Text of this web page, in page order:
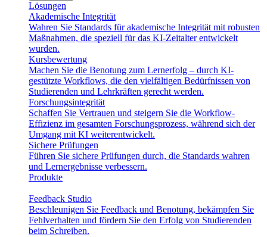
Lösungen
Akademische Integrität
Wahren Sie Standards für akademische Integrität mit robusten
Maßnahmen, die speziell für das KI-Zeitalter entwickelt
wurden.
Kursbewertung
Machen Sie die Benotung zum Lernerfolg – durch KI-
gestützte Workflows, die den vielfältigen Bedürfnissen von
Studierenden und Lehrkräften gerecht werden.
Forschungsintegrität
Schaffen Sie Vertrauen und steigern Sie die Workflow-
Effizienz im gesamten Forschungsprozess, während sich der
Umgang mit KI weiterentwickelt.
Sichere Prüfungen
Führen Sie sichere Prüfungen durch, die Standards wahren
und Lernergebnisse verbessern.
Produkte
Feedback Studio
Beschleunigen Sie Feedback und Benotung, bekämpfen Sie
Fehlverhalten und fördern Sie den Erfolg von Studierenden
beim Schreiben.